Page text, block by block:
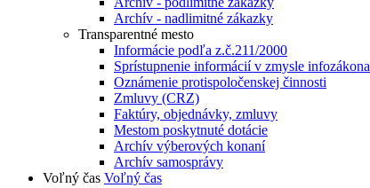
Archív - nadlimitné zákazky
Transparentné mesto
Informácie podľa z.č.211/2000
Sprístupnenie informácií v zmysle infozákona
Oznámenie protispoločenskej činnosti
Zmluvy (CRZ)
Faktúry, objednávky, zmluvy
Mestom poskytnuté dotácie
Archív výberových konaní
Archív samosprávy
Voľný čas Voľný čas